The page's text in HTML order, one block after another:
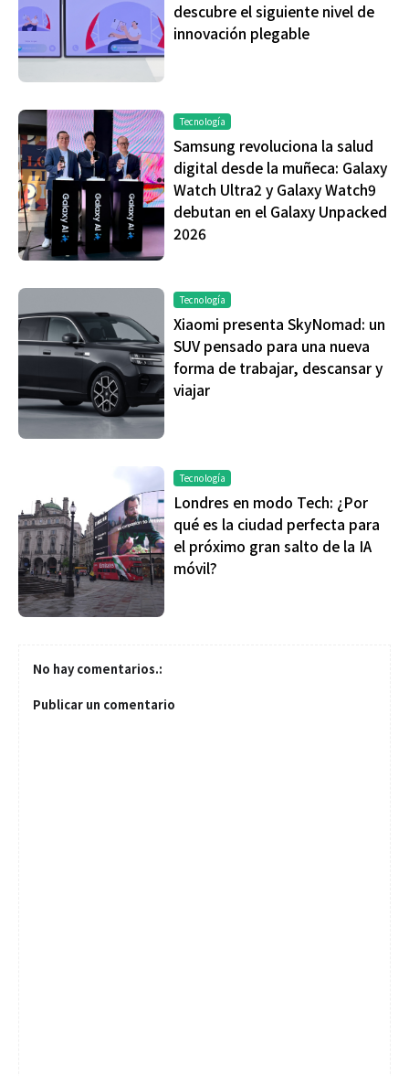
descubre el siguiente nivel de
innovación plegable
Tecnología
Samsung revoluciona la salud
digital desde la muñeca: Galaxy
Watch Ultra2 y Galaxy Watch9
debutan en el Galaxy Unpacked
2026
Tecnología
Xiaomi presenta SkyNomad: un
SUV pensado para una nueva
forma de trabajar, descansar y
viajar
Tecnología
Londres en modo Tech: ¿Por
qué es la ciudad perfecta para
el próximo gran salto de la IA
móvil?
No hay comentarios.:
Publicar un comentario